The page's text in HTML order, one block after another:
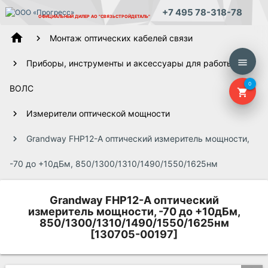
ОФИЦИАЛЬНЫЙ ДИЛЕР АО "СВЯЗЬСТРОЙДЕТАЛЬ" +7 495 78-318-78
menu
shopping_cart
0
home Монтаж оптических кабелей связи
Приборы, инструменты и аксессуары для работы
ВОЛС
Измерители оптической мощности
Grandway FHP12-A оптический измеритель мощности,
-70 до +10дБм, 850/1300/1310/1490/1550/1625нм
Grandway FHP12-A оптический
измеритель мощности, -70 до +10дБм,
850/1300/1310/1490/1550/1625нм
[130705-00197]